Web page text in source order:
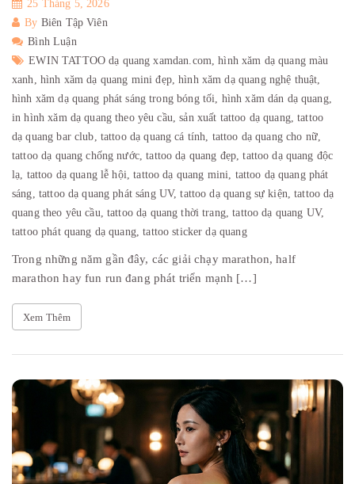
25 Tháng 5, 2026
By Biên Tập Viên
Bình Luận
EWIN TATTOO dạ quang xamdan.com,hình xăm dạ quang màu
xanh, hình xăm dạ quang mini đẹp,hình xăm dạ quang nghệ thuật,
hình xăm dạ quang phát sáng trong bóng tối, hình xăm dán dạ quang,
in hình xăm dạ quang theo yêu cầu,sản xuất tattoo dạ quang,tattoo
dạ quang bar club, tattoo dạ quang cá tính, tattoo dạ quang cho nữ,
tattoo dạ quang chống nước,tattoo dạ quang đẹp,tattoo dạ quang độc
lạ, tattoo dạ quang lễ hội,tattoo dạ quang mini, tattoo dạ quang phát
sáng, tattoo dạ quang phát sáng UV,tattoo dạ quang sự kiện,tattoo dạ
quang theo yêu cầu,tattoo dạ quang thời trang,tattoo dạ quang UV,
tattoo phát quang dạ quang,tattoo sticker dạ quang
Trong những năm gần đây, các giải chạy marathon, half
marathon hay fun run đang phát triển mạnh […]
Xem Thêm